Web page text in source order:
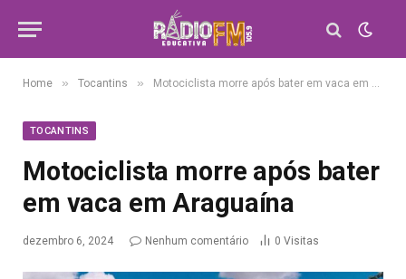
Home » Tocantins » Motociclista morre após bater em vaca em Araguaína
TOCANTINS
Motociclista morre após bater
em vaca em Araguaína
dezembro 6, 2024 Nenhum comentário 0 Visitas